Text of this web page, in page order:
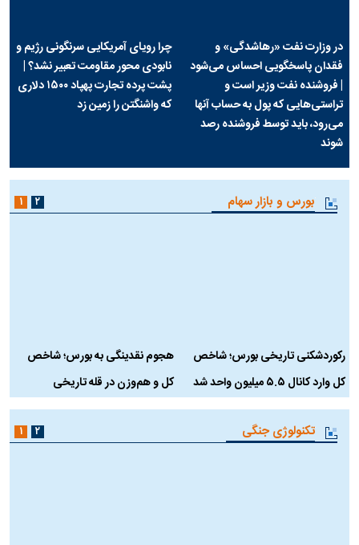
در وزارت نفت «رهاشدگی» و
فقدان پاسخگویی احساس می‌شود
| فروشنده نفت وزیر است و
تراستی‌هایی که پول به حساب آنها
می‌رود، باید توسط فروشنده رصد
شوند
چرا رویای آمریکایی سرنگونی رژیم و
نابودی محور مقاومت تعبیر نشد؟ |
پشت پرده تجارت پهپاد‌ ۱۵۰۰ دلاری
که واشنگتن را زمین زد
بورس و بازار سهام
رکوردشکنی تاریخی بورس؛ شاخص
کل وارد کانال ۵.۵ میلیون واحد شد
هجوم نقدینگی به بورس؛ شاخص
کل و هم‌وزن در قله تاریخی
۱ ۲
تکنولوژی جنگی ۱ ۲